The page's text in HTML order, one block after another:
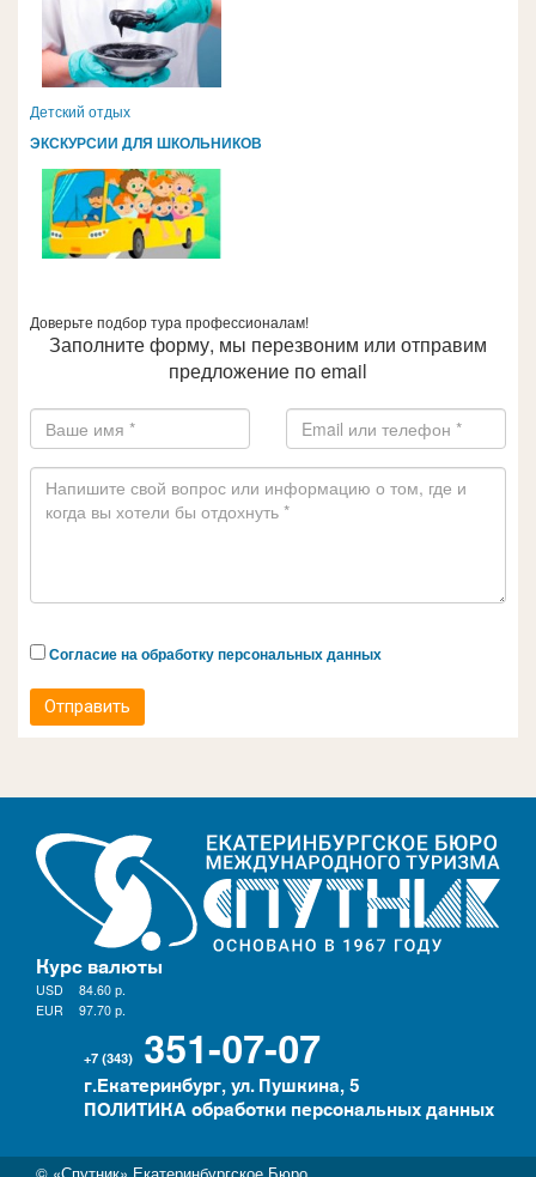
Детский отдых
ЭКСКУРСИИ ДЛЯ ШКОЛЬНИКОВ
Доверьте подбор тура профессионалам!
Заполните форму, мы перезвоним или отправим
предложение по email
Согласие на обработку персональных данных
Отправить
Курс валюты
USD 84.60 р.
EUR
97.70 р.
+7 (343) 351-07-07
г.Екатеринбург, ул. Пушкина, 5
ПОЛИТИКА обработки персональных данных